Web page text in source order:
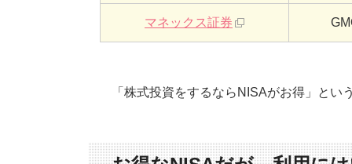
マネックス証券
「株式投資をするならNISAがお得」と